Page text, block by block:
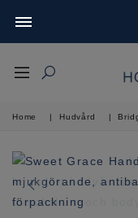
Home | Hudvård |